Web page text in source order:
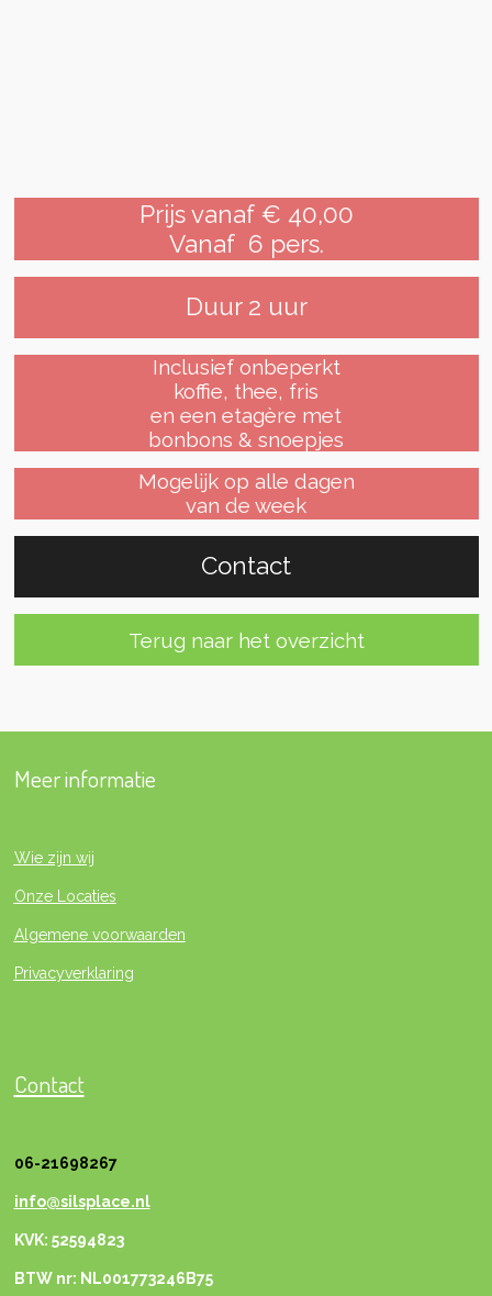
Prijs vanaf € 40,00
Vanaf 6 pers.
Duur 2 uur
Inclusief onbeperkt
koffie, thee, fris
en een etagère met
bonbons & snoepjes
Mogelijk op alle dagen
van de week
Contact
Terug naar het overzicht
Meer informatie
Wie zijn wij
Onze Locaties
Algemene voorwaarden
Privacyverklaring
Contact
06-21698267
info@silsplace.nl
KVK: 52594823
BTW nr: NL001773246B75